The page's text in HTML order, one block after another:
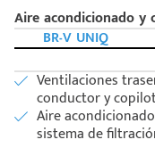
Escríbenos
+528121278366Postal
Ingresar
Aire acondicionado y
BR-V UNIQ
Ventilaciones
conductor y
Aire
sistema de